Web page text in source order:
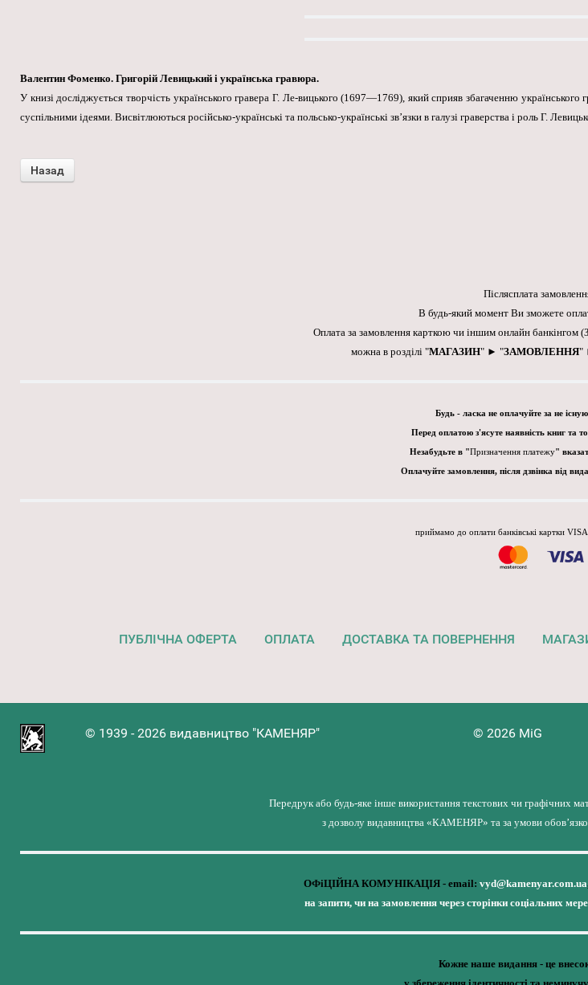
Валентин Фоменко. Григорій Левицький і українська гравюра.
У книзі досліджується творчість українського гравера Г. Ле-вицького (1697—1769), який сприяв збагаченню
суспільними ідеями. Висвітлюються російсько-українські та польсько-українські зв’язки в галузі граверства і роль Г.
Післясплата
В будь-який момент Ви зможете
Оплата за замовлення карткою чи іншим онлайн банкінгом
можна в розділі "МАГАЗИН" ► "ЗАМОВЛЕННЯ"
Будь - ласка не оплачуйте за не
Перед оплатою з'ясуте наявність книг та
Незабудьте в "Призначення платежу"
Оплачуйте замовлення, після дзвінка від
приймамо до оплати банківські картки
ПУБЛІЧНА ОФЕРТА ОПЛАТА ДОСТАВКА ТА ПОВЕРНЕННЯ
© 1939 - 2026 видавництво "КАМЕНЯР" © 2026 MiG
Передрук або будь-яке інше використання текстових чи графічних
з дозволу видавництва «КАМЕНЯР» та за умови
ОФіЦІЙНА КОМУНІКАЦІЯ - email: vyd@kamenyar.com.ua
на запити, чи на замовлення через сторінки соціальних
Кожне наше видання - це